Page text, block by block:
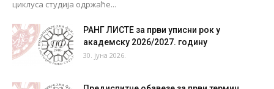
циклуса студија одржаће...
РАНГ ЛИСТЕ за први уписни рок у
академску 2026/2027. годину
30. јуна 2026.